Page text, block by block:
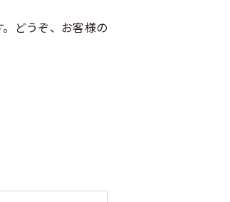
どうぞ、お客様の